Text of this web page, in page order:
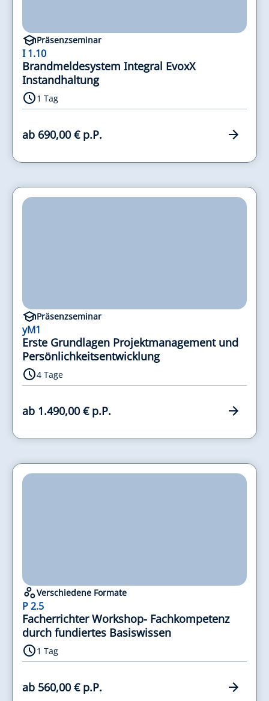
Präsenzseminar
I 1.10
Brandmeldesystem Integral EvoxX
Instandhaltung
1 Tag
ab 690,00 € p.P.
Präsenzseminar
yM1
Erste Grundlagen Projektmanagement und
Persönlichkeitsentwicklung
4 Tage
ab 1.490,00 € p.P.
Verschiedene Formate
P 2.5
Facherrichter Workshop- Fachkompetenz
durch fundiertes Basiswissen
1 Tag
ab 560,00 € p.P.